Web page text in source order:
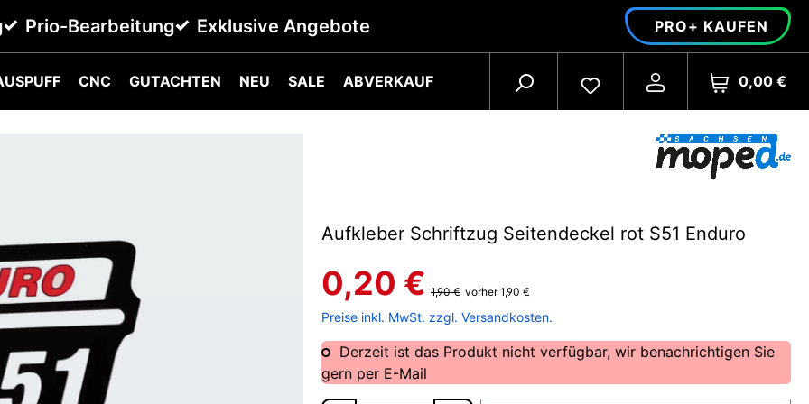
Prio-Bearbeitung Exklusive Angebote PRO+ KAUFEN
CNC GUTACHTEN NEU SALE ABVERKAUF 0,00 €
Aufkleber Schriftzug Seitendeckel rot S51 Enduro
0,20 € 1,90 € vorher 1,90 €
Preise inkl. MwSt. zzgl. Versandkosten.
Derzeit ist das Produkt nicht verfügbar, wir benachrichtigen Sie
gern per E-Mail